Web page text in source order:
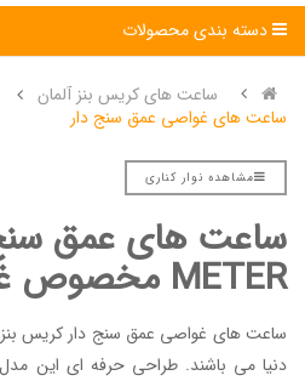
دسته بندی محصولات
ساعت های کریس بنز آلمان
ساعت های غواصی عمق سنج دار
مشاهده نوار کناری
METER مخصوص غواصی
ساعت های غواصی عمق سنج دار کریس بنز
دنیا می باشند. طراحی حرفه ای این مدل